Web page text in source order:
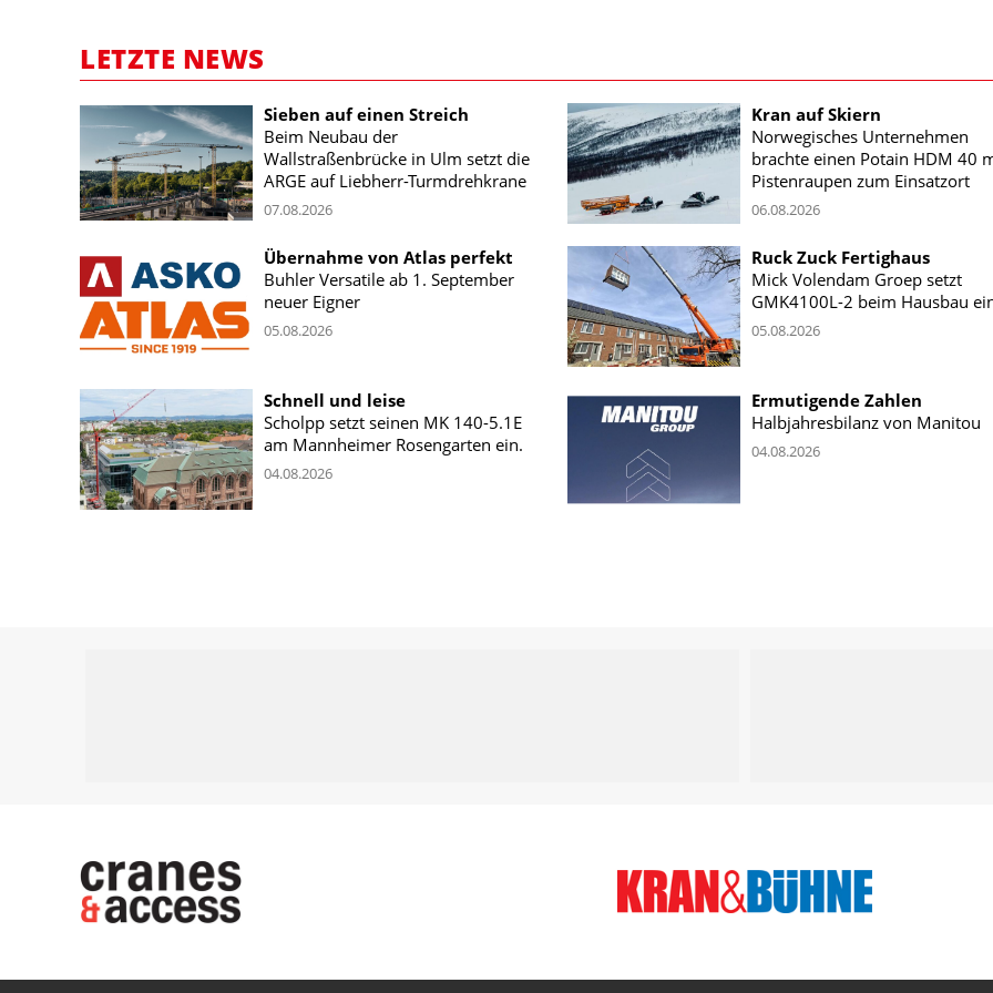
LETZTE NEWS
Sieben auf einen Streich
Beim Neubau der
Wallstraßenbrücke in Ulm setzt die
ARGE auf Liebherr-Turmdrehkrane
07.08.2026
Kran auf Skiern
Norwegisches Unternehmen
brachte einen Potain HDM 40
Pistenraupen zum Einsatzort
06.08.2026
Übernahme von Atlas perfekt
Buhler Versatile ab 1. September
neuer Eigner
05.08.2026
Ruck Zuck Fertighaus
Mick Volendam Groep setzt
GMK4100L-2 beim Hausbau
05.08.2026
Schnell und leise
Scholpp setzt seinen MK 140-5.1E
am Mannheimer Rosengarten ein.
04.08.2026
Ermutigende Zahlen
Halbjahresbilanz von Manitou
04.08.2026